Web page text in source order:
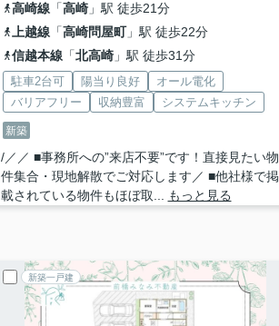
高崎線「高崎」駅 徒歩21分
上越線「高崎問屋町」駅 徒歩22分
信越本線「北高崎」駅 徒歩31分
駐車2台可 陽当り良好
オール電化
バリアフリー
収納豊富 システムキッチン
新築
/／／ ■事務所への”来店不要”です！直接見たい物
件集合・現地解散でご対応します／ ■他社様で掲
載されている物件もほぼ取...
もっと見る
新築一戸建